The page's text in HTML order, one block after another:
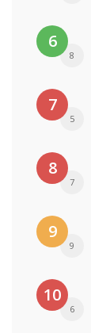
6
8
7
5
8
7
9
9
10
6